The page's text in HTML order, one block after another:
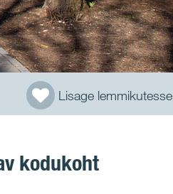
Lisage lemmikutesse
kodukoht